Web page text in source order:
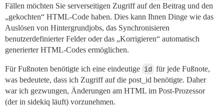
Fällen möchten Sie serverseitigen Zugriff auf den Beitrag und den
„gekochten“ HTML-Code haben. Dies kann Ihnen Dinge wie das
Auslösen von Hintergrundjobs, das Synchronisieren
benutzerdefinierter Felder oder das „Korrigieren“ automatisch
generierter HTML-Codes ermöglichen.
Für Fußnoten benötigte ich eine eindeutige id für jede Fußnote,
was bedeutete, dass ich Zugriff auf die post_id benötigte. Daher
war ich gezwungen, Änderungen am HTML im Post-Prozessor
(der in sidekiq läuft) vorzunehmen.